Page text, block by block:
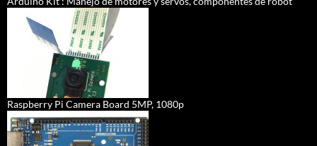
Raspberry Pi Camera Board 5MP, 1080p